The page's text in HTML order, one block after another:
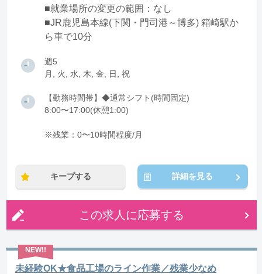
■就業場所の変更の範囲：なし
■JR鹿児島本線(下関・門司港～博多) 箱崎駅か
ら車で10分
週5
月, 火, 水, 木, 金, 日, 祝
【勤務時間帯】◆通常シフト(時間固定)
8:00〜17:00(休憩1:00)
※残業：0〜10時間程度/月
キープする 詳細を見る
この求人に応募する
未経験OK★食品工場のライン作業／残業少なめ